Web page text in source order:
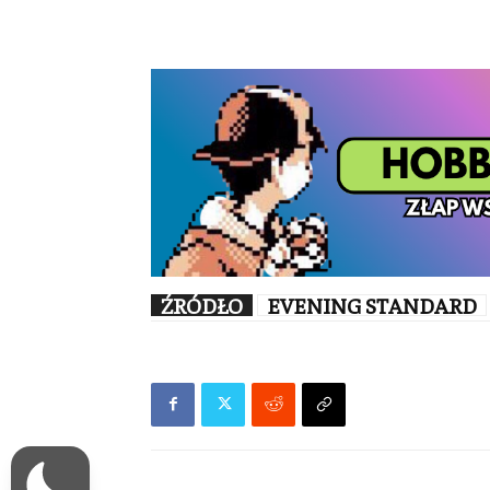
ŹRÓDŁO EVENING STANDARD